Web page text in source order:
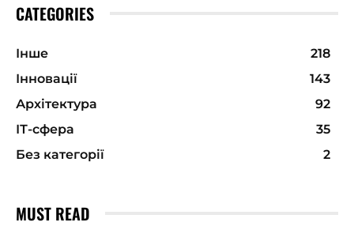
CATEGORIES
Інше
218
Інновації
143
Архітектура
92
ІТ-сфера
35
Без категорії
2
MUST READ